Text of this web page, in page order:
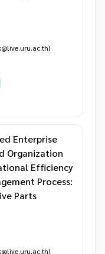
Enterprise
Organization
Efficiency
Process:
Parts